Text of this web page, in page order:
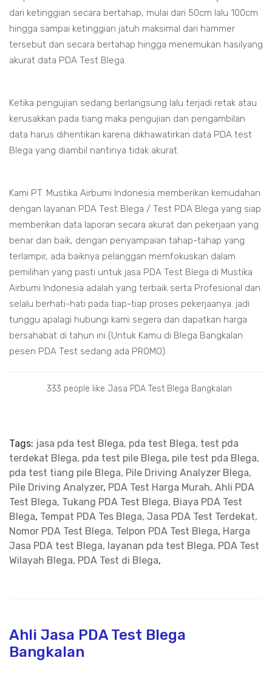
dari ketinggian secara bertahap, mulai dari 50cm lalu 100cm
hingga sampai ketinggian jatuh maksimal dari hammer
tersebut dan secara bertahap hingga menemukan hasilyang
akurat data PDA Test Blega.
Ketika pengujian sedang berlangsung lalu terjadi retak atau
kerusakkan pada tiang maka pengujian dan pengambilan
data harus dihentikan karena dikhawatirkan data PDA test
Blega yang diambil nantinya tidak akurat.
Kami PT. Mustika Airbumi Indonesia memberikan kemudahan
dengan layanan PDA Test Blega / Test PDA Blega yang siap
memberikan data laporan secara akurat dan pekerjaan yang
benar dan baik, dengan penyampaian tahap-tahap yang
terlampir, ada baiknya pelanggan memfokuskan dalam
pemilihan yang pasti untuk jasa PDA Test Blega di Mustika
Airbumi Indonesia adalah yang terbaik serta Profesional dan
selalu berhati-hati pada tiap-tiap proses pekerjaanya. jadi
tunggu apalagi hubungi kami segera dan dapatkan harga
bersahabat di tahun ini (Untuk Kamu di Blega Bangkalan
pesen PDA Test sedang ada PROMO).
333 people like Jasa PDA Test Blega Bangkalan
Tags: jasa pda test Blega, pda test Blega, test pda
terdekat Blega, pda test pile Blega, pile test pda Blega,
pda test tiang pile Blega, Pile Driving Analyzer Blega,
Pile Driving Analyzer, PDA Test Harga Murah, Ahli PDA
Test Blega, Tukang PDA Test Blega, Biaya PDA Test
Blega, Tempat PDA Tes Blega, Jasa PDA Test Terdekat,
Nomor PDA Test Blega, Telpon PDA Test Blega, Harga
Jasa PDA test Blega, layanan pda test Blega, PDA Test
Wilayah Blega, PDA Test di Blega,
Ahli Jasa PDA Test Blega
Bangkalan